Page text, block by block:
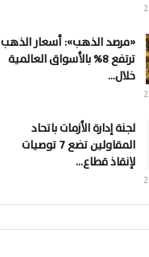
«مرصد الذهب»: أسعار الذهب
ترتفع 8% بالأسواق العالمية
خلال…
لجنة إدارة الأزمات باتحاد
المقاولين تضع 7 توصيات
لإنقاذ قطاع…